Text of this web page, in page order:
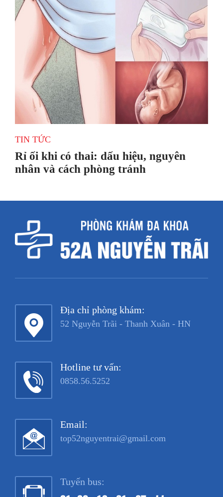
TIN TỨC
Rỉ ối khi có thai: dấu hiệu, nguyên
nhân và cách phòng tránh
Địa chỉ phòng khám:
52 Nguyễn Trãi - Thanh Xuân - HN
Hotline tư vấn:
0858.56.5252
Email:
top52nguyentrai@gmail.com
Tuyến bus: